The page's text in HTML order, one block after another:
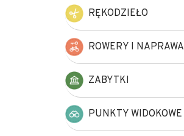
RĘKODZIEŁO
ROWERY I NAPRAWA
ZABYTKI
PUNKTY WIDOKOWE